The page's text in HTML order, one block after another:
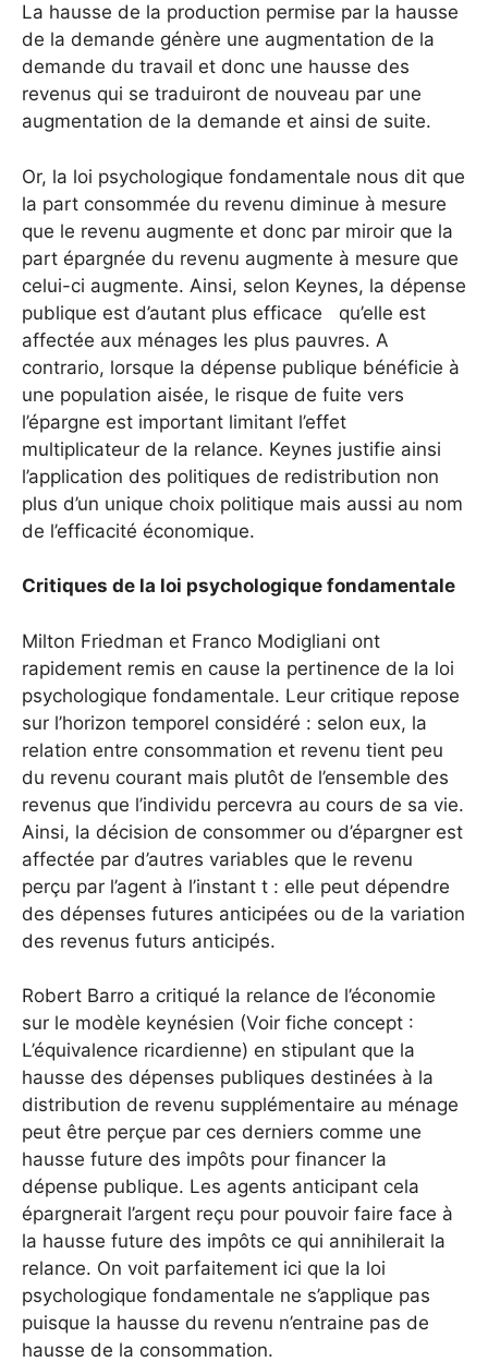
La hausse de la production permise par la hausse
de la demande génère une augmentation de la
demande du travail et donc une hausse des
revenus qui se traduiront de nouveau par une
augmentation de la demande et ainsi de suite.
Or, la loi psychologique fondamentale nous dit que
la part consommée du revenu diminue à mesure
que le revenu augmente et donc par miroir que la
part épargnée du revenu augmente à mesure que
celui-ci augmente. Ainsi, selon Keynes, la dépense
publique est d’autant plus efficace qu’elle est
affectée aux ménages les plus pauvres. A
contrario, lorsque la dépense publique bénéficie à
une population aisée, le risque de fuite vers
l’épargne est important limitant l’effet
multiplicateur de la relance. Keynes justifie ainsi
l’application des politiques de redistribution non
plus d’un unique choix politique mais aussi au nom
de l’efficacité économique.
Critiques de la loi psychologique fondamentale
Milton Friedman et Franco Modigliani ont
rapidement remis en cause la pertinence de la loi
psychologique fondamentale. Leur critique repose
sur l’horizon temporel considéré : selon eux, la
relation entre consommation et revenu tient peu
du revenu courant mais plutôt de l’ensemble des
revenus que l’individu percevra au cours de sa vie.
Ainsi, la décision de consommer ou d’épargner est
affectée par d’autres variables que le revenu
perçu par l’agent à l’instant t : elle peut dépendre
des dépenses futures anticipées ou de la variation
des revenus futurs anticipés.
Robert Barro a critiqué la relance de l’économie
sur le modèle keynésien (Voir fiche concept :
L’équivalence ricardienne) en stipulant que la
hausse des dépenses publiques destinées à la
distribution de revenu supplémentaire au ménage
peut être perçue par ces derniers comme une
hausse future des impôts pour financer la
dépense publique. Les agents anticipant cela
épargnerait l’argent reçu pour pouvoir faire face à
la hausse future des impôts ce qui annihilerait la
relance. On voit parfaitement ici que la loi
psychologique fondamentale ne s’applique pas
puisque la hausse du revenu n’entraine pas de
hausse de la consommation.